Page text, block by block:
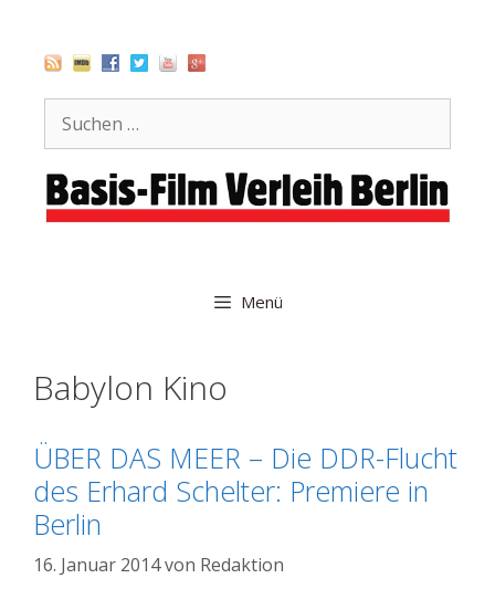
springen
nach:
Menü
Babylon Kino
ÜBER DAS MEER – Die DDR-Flucht
des Erhard Schelter: Premiere in
Berlin
16. Januar 2014von Redaktion